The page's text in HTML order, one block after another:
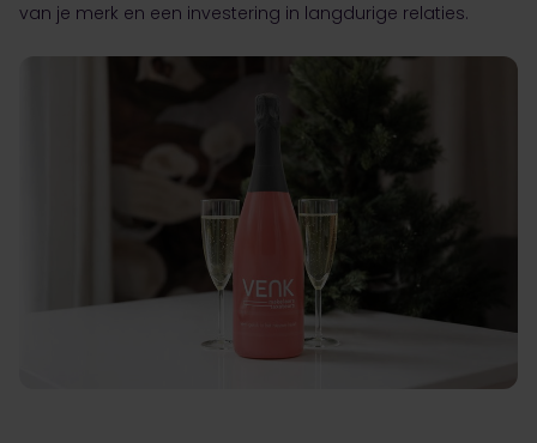
van je merk en een investering in langdurige relaties.